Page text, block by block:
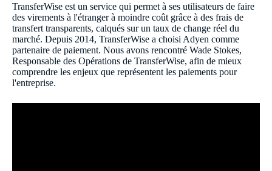
TransferWise est un service qui permet à ses utilisateurs de faire
des virements à l'étranger à moindre coût grâce à des frais de
transfert transparents, calqués sur un taux de change réel du
marché. Depuis 2014, TransferWise a choisi Adyen comme
partenaire de paiement. Nous avons rencontré Wade Stokes,
Responsable des Opérations de TransferWise, afin de mieux
comprendre les enjeux que représentent les paiements pour
l'entreprise.